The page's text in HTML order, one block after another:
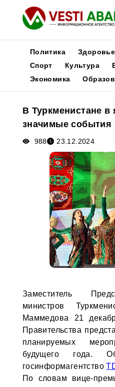
Новости
Медиа
Афиша
Политика Здоровье
Спорт
Культура
Экономика
В Туркменистане в
значимые события
988 23.12.2024
Заместитель
министров
Маммедова 21
Правительства
планируемых
будущего года.
госинформагентство
По словам вице-